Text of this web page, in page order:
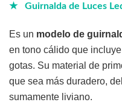
★ Guirnalda de Luces
Es un modelo de
en tono cálido que
gotas. Su material de
que sea más duradero,
sumamente liviano.